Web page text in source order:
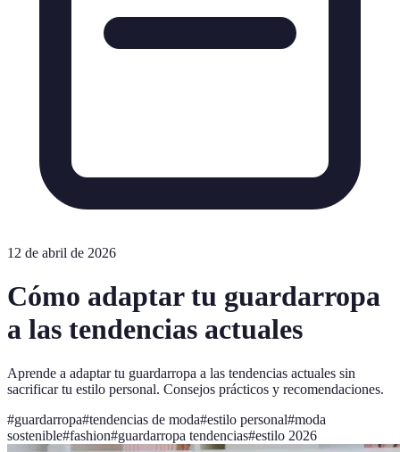
12 de abril de 2026
Cómo adaptar tu guardarropa
a las tendencias actuales
Aprende a adaptar tu guardarropa a las tendencias actuales sin
sacrificar tu estilo personal. Consejos prácticos y recomendaciones.
#guardarropa#tendencias de moda#estilo personal#moda
sostenible#fashion#guardarropa tendencias#estilo 2026